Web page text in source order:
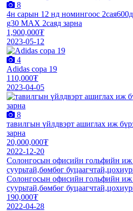
8
4н сарын 12 нд номингоос
g30 MAX 2саяд зарна
1,900,000₮
2023-05-12
4
Adidas copa 19
110,000₮
2023-04-05
8
тавилгын үйлдвэрт ашиглах иж
зарна
20,000,000₮
2022-12-20
Солонгосын офисийн гольфийн иж
суурьтай,бөмбөг
Солонгосын офисийн гольфийн иж
суурьтай,бөмбөг
190,000₮
2022-04-28